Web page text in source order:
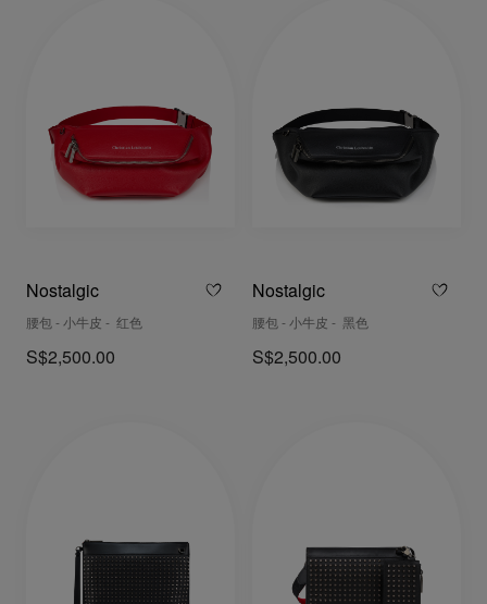
Nostalgic
腰包 - 小牛皮 - 红色
S$2,500.00
Nostalgic
腰包 - 小牛皮 - 黑色
S$2,500.00